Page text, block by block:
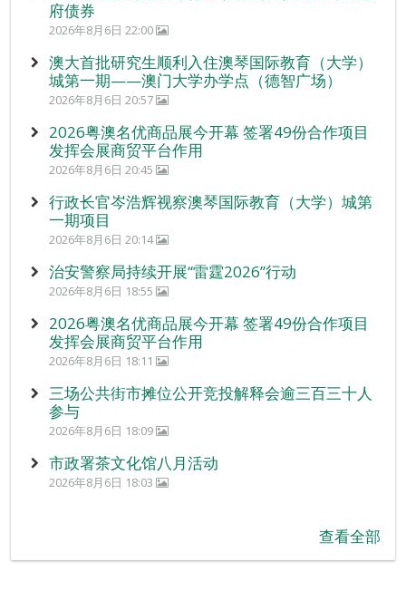
府债券
2026年8月6日 22:00
澳大首批研究生顺利入住澳琴国际教育（大学）
城第一期——澳门大学办学点（德智广场）
2026年8月6日 20:57
2026粤澳名优商品展今开幕 签署49份合作项目
发挥会展商贸平台作用
2026年8月6日 20:45
行政长官岑浩辉视察澳琴国际教育（大学）城第
一期项目
2026年8月6日 20:14
治安警察局持续开展“雷霆2026”行动
2026年8月6日 18:55
2026粤澳名优商品展今开幕 签署49份合作项目
发挥会展商贸平台作用
2026年8月6日 18:11
三场公共街市摊位公开竞投解释会逾三百三十人
参与
2026年8月6日 18:09
市政署茶文化馆八月活动
2026年8月6日 18:03
查看全部